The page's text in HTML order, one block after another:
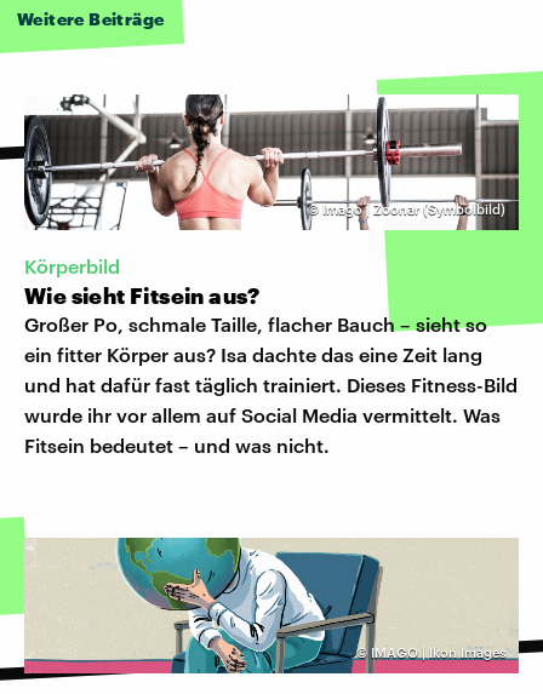
Weitere Beiträge
©Imago | Zoonar (Symbolbild)
Körperbild
Wie sieht Fitsein aus?
Großer Po, schmale Taille, flacher Bauch – sieht so
ein fitter Körper aus? Isa dachte das eine Zeit lang
und hat dafür fast täglich trainiert. Dieses Fitness-Bild
wurde ihr vor allem auf Social Media vermittelt. Was
Fitsein bedeutet – und was nicht.
© IMAGO | Ikon Images